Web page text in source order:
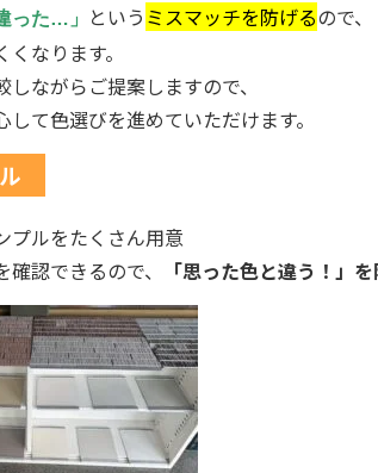
った…」 という ミスマッチを防げるので、
なります。
ながらご提案しますので、
て色選びを進めていただけます。
プルをたくさん用意
確認できるので、
「思った色と違う！」